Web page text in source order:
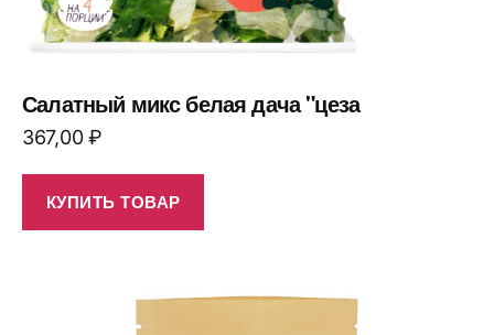
Салатный микс белая дача "цеза
367,00₽
КУПИТЬ ТОВАР